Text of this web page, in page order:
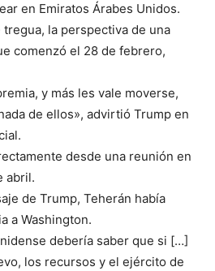
en Emiratos Árabes Unidos.
la perspectiva de una
comenzó el 28 de febrero,
y más les vale moverse,
de ellos», advirtió Trump en
desde una reunión en
abril.
de Trump, Teherán había
a Washington.
debería saber que si […]
los recursos y el ejército de